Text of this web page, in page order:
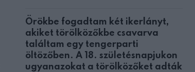
Örökbe fogadtam két ikerlányt,
akiket törölközőkbe csavarva
találtam egy tengerparti
öltözőben. A 18. születésnapjukon
ugyanazokat a törölközőket adták